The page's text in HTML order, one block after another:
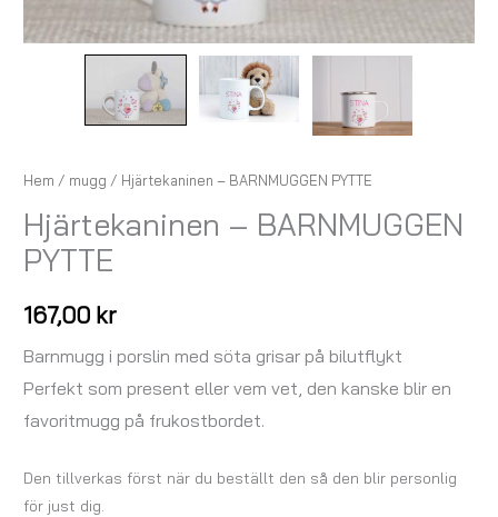
Hem / mugg / Hjärtekaninen – BARNMUGGEN PYTTE
Hjärtekaninen – BARNMUGGEN
PYTTE
167,00 kr
Barnmugg i porslin med söta grisar på bilutflykt
Perfekt som present eller vem vet, den kanske blir en
favoritmugg på frukostbordet.
Den tillverkas först när du beställt den så den blir personlig
för just dig.